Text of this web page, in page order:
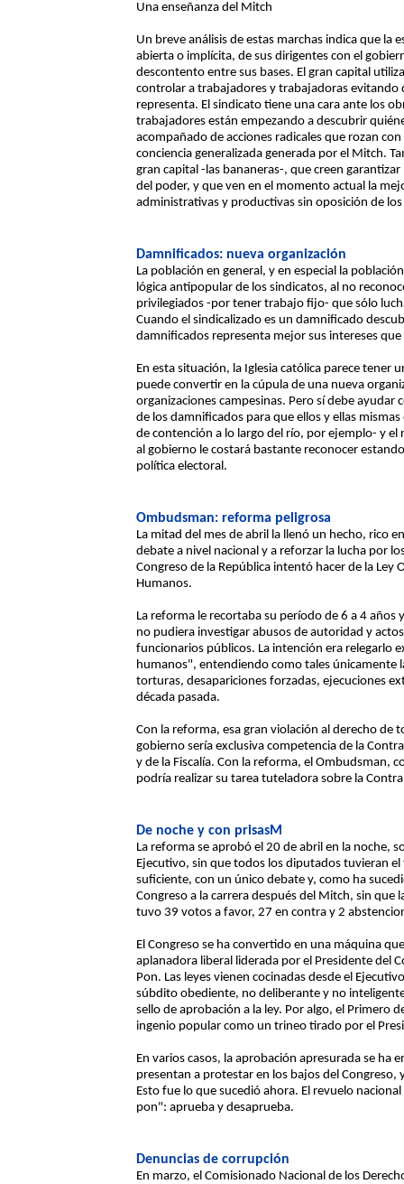
Una enseñanza del Mitch
Un breve análisis de estas marchas indica que la
abierta o implícita, de sus dirigentes con el
descontento entre sus bases. El gran capital
controlar a trabajadores y trabajadoras evitando
representa. El sindicato tiene una cara ante los
trabajadores están empezando a descubrir
acompañado de acciones radicales que rozan
conciencia generalizada generada por el Mitch.
gran capital -las bananeras-, que creen
del poder, y que ven en el momento actual la
administrativas y productivas sin oposición de
Damnificados: nueva organización
La población en general, y en especial la
lógica antipopular de los sindicatos, al no
privilegiados -por tener trabajo fijo- que sólo
Cuando el sindicalizado es un damnificado
damnificados representa mejor sus intereses
En esta situación, la Iglesia católica parece tener
puede convertir en la cúpula de una nueva
organizaciones campesinas. Pero sí debe ayudar
de los damnificados para que ellos y ellas
de contención a lo largo del río, por ejemplo- y
al gobierno le costará bastante reconocer
política electoral.
Ombudsman: reforma peligrosa
La mitad del mes de abril la llenó un hecho, rico
debate a nivel nacional y a reforzar la lucha por
Congreso de la República intentó hacer de la Ley
Humanos.
La reforma le recortaba su período de 6 a 4 años
no pudiera investigar abusos de autoridad y
funcionarios públicos. La intención era relegarlo
humanos", entendiendo como tales únicamente
torturas, desapariciones forzadas, ejecuciones
década pasada.
Con la reforma, esa gran violación al derecho de
gobierno sería exclusiva competencia de la
y de la Fiscalía. Con la reforma, el Ombudsman,
podría realizar su tarea tuteladora sobre la
De noche y con prisasM
La reforma se aprobó el 20 de abril en la noche,
Ejecutivo, sin que todos los diputados tuvieran
suficiente, con un único debate y, como ha
Congreso a la carrera después del Mitch, sin
tuvo 39 votos a favor, 27 en contra y 2
El Congreso se ha convertido en una máquina
aplanadora liberal liderada por el Presidente del
Pon. Las leyes vienen cocinadas desde el
súbdito obediente, no deliberante y no
sello de aprobación a la ley. Por algo, el Primero
ingenio popular como un trineo tirado por el
En varios casos, la aprobación apresurada se ha
presentan a protestar en los bajos del
Esto fue lo que sucedió ahora. El revuelo
pon": aprueba y desaprueba.
Denuncias de corrupción
En marzo, el Comisionado Nacional de los